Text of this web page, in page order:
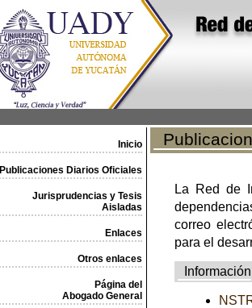
Inicio
Publicaciones Diarios Oficiales
Jurisprudencias y Tesis
Aisladas
Enlaces
Otros enlaces
Página del
Abogado General
La Red de
correo
para el
Información